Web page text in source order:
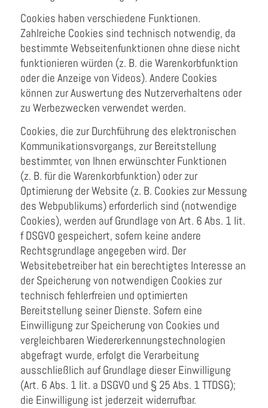
Cookies haben verschiedene Funktionen.
Zahlreiche Cookies sind technisch notwendig, da
bestimmte Webseitenfunktionen ohne diese nicht
funktionieren würden (z. B. die Warenkorbfunktion
oder die Anzeige von Videos). Andere Cookies
können zur Auswertung des Nutzerverhaltens oder
zu Werbezwecken verwendet werden.
Cookies, die zur Durchführung des elektronischen
Kommunikationsvorgangs, zur Bereitstellung
bestimmter, von Ihnen erwünschter Funktionen
(z. B. für die Warenkorbfunktion) oder zur
Optimierung der Website (z. B. Cookies zur Messung
des Webpublikums) erforderlich sind (notwendige
Cookies), werden auf Grundlage von Art. 6 Abs. 1 lit.
f DSGVO gespeichert, sofern keine andere
Rechtsgrundlage angegeben wird. Der
Websitebetreiber hat ein berechtigtes Interesse an
der Speicherung von notwendigen Cookies zur
technisch fehlerfreien und optimierten
Bereitstellung seiner Dienste. Sofern eine
Einwilligung zur Speicherung von Cookies und
vergleichbaren Wiedererkennungstechnologien
abgefragt wurde, erfolgt die Verarbeitung
ausschließlich auf Grundlage dieser Einwilligung
(Art. 6 Abs. 1 lit. a DSGVO und § 25 Abs. 1 TTDSG);
die Einwilligung ist jederzeit widerrufbar.